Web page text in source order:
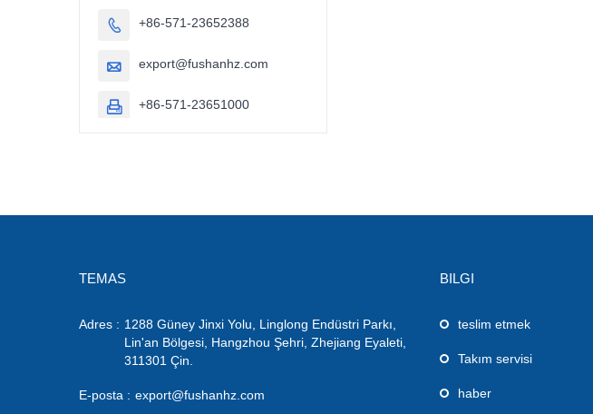
 +86-571-23652388
 export@fushanhz.com
 +86-571-23651000
TEMAS
Adres : 1288 Güney Jinxi Yolu, Linglong Endüstri Parkı,
Lin'an Bölgesi, Hangzhou Şehri, Zhejiang Eyaleti,
311301 Çin.
E-posta : export@fushanhz.com
BILGI
teslim etmek
Takım servisi
haber